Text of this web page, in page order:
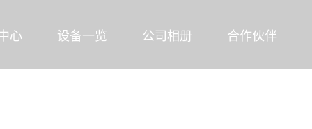
心 设备一览 公司相册 合作伙伴